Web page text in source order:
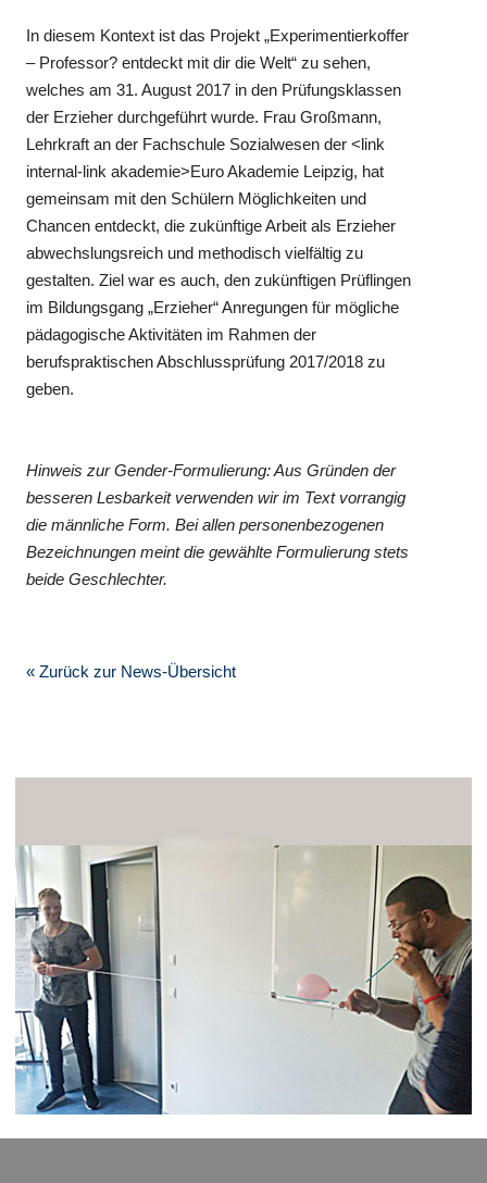
In diesem Kontext ist das Projekt „Experimentierkoffer
– Professor? entdeckt mit dir die Welt“ zu sehen,
welches am 31. August 2017 in den Prüfungsklassen
der Erzieher durchgeführt wurde. Frau Großmann,
Lehrkraft an der Fachschule Sozialwesen der <link
internal-link akademie>Euro Akademie Leipzig, hat
gemeinsam mit den Schülern Möglichkeiten und
Chancen entdeckt, die zukünftige Arbeit als Erzieher
abwechslungsreich und methodisch vielfältig zu
gestalten. Ziel war es auch, den zukünftigen Prüflingen
im Bildungsgang „Erzieher“ Anregungen für mögliche
pädagogische Aktivitäten im Rahmen der
berufspraktischen Abschlussprüfung 2017/2018 zu
geben.
Hinweis zur Gender-Formulierung: Aus Gründen der
besseren Lesbarkeit verwenden wir im Text vorrangig
die männliche Form. Bei allen personenbezogenen
Bezeichnungen meint die gewählte Formulierung stets
beide Geschlechter.
« Zurück zur News-Übersicht